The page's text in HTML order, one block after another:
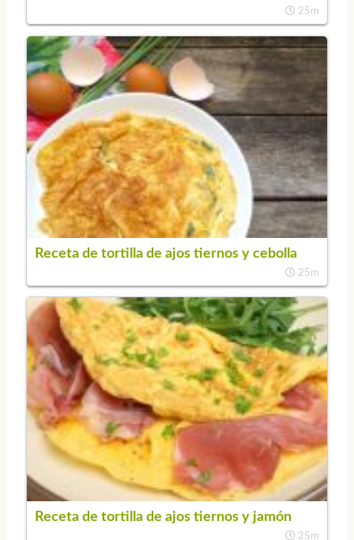
25m
Receta de tortilla de ajos tiernos y cebolla
25m
Receta de tortilla de ajos tiernos y jamón
25m